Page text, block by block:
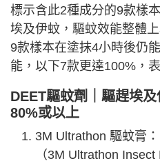
標示含此2種成分的9款樣
埃及伊蚊，驅蚊效能整體
9款樣本在塗抹4小時後仍
能，以下7款更達100%，
DEET驅蚊劑｜ 驅趕埃
80%或以上
3M Ultrathon 驅蚊膏
（3M Ultrathon